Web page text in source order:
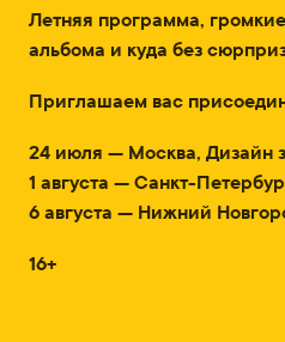
Летняя программа,
альбома и куда без
Приглашаем вас
24 июля — Москва, Дизайн
1 августа — Санкт-
6 августа — Нижний
16+